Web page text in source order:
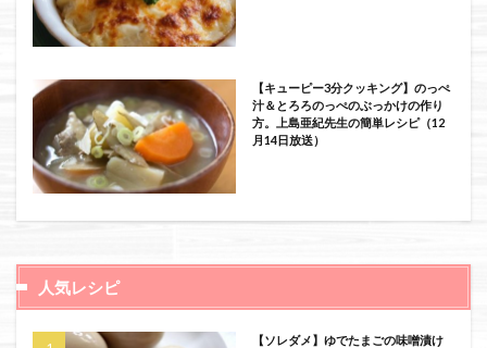
【キューピー3分クッキング】のっぺ
汁＆とろろのっぺのぶっかけの作り
方。上島亜紀先生の簡単レシピ（12
月14日放送）
人気レシピ
【ソレダメ】ゆでたまごの味噌漬け